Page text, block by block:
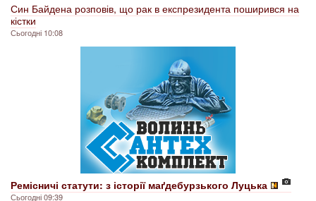
Син Байдена розповів, що рак в експрезидента поширився на
кістки
Сьогодні 10:08
Ремісничі статути: з історії маґдебурзького Луцька
Сьогодні 09:39